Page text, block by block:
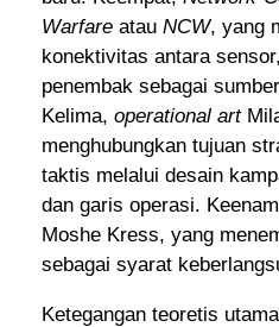
Warfare atauNCW, yang
konektivitas antara
penembak sebagai
Kelima,operational art
menghubungkan tujuan
taktis melalui desain
dan garis operasi.
Moshe Kress, yang
sebagai syarat
Ketegangan teoretis